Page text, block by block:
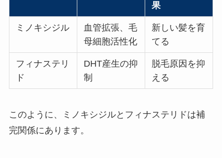
果
ミノキシジル
血管拡張、毛
母細胞活性化
新しい髪を育
てる
フィナステリ
ド
DHT産生の抑
制
脱毛原因を抑
える
このように、ミノキシジルとフィナステリドは補
完関係にあります。